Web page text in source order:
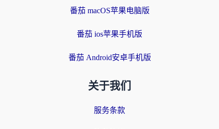
番茄 macOS苹果电脑版
番茄 ios苹果手机版
番茄 Android安卓手机版
关于我们
服务条款